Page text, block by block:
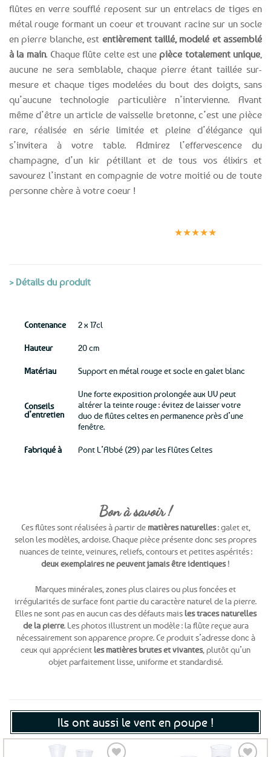
flûtes en verre soufflé reposent sur un entrelacs de tiges en
métal rouge formant un coeur et trouvant racine sur un socle
en pierre blanche, est entièrement taillé, modelé et assemblé
à la main. Chaque flûte celte est une pièce totalement unique
aucune ne sera semblable, chaque pierre étant taillée sur-
mesure et chaque tiges modelées du bout des doigts, sans
qu’aucune technologie particulière n’intervienne. Avant
même d’être un article de vaisselle bretonne, c’est une pièce
rare, réalisée en série limitée et pleine d’élégance qui
s’invitera à votre table. Admirez l’effervescence du
champagne, d’un kir pétillant et de tous vos élixirs et
savourez l’instant en compagnie de votre moitié ou de toute
personne chère à votre coeur !
★★★★★
> Détails du produit
Contenance 2 x 17cl
Hauteur 20 cm
Matériau Support en métal rouge et socle en galet blanc
Conseils
d’entretien
Une forte exposition prolongée aux UV peut
altérer la teinte rouge : évitez de laisser votre
duo de flûtes celtes en permanence près d’une
fenêtre.
Fabriqué à Pont L’Abbé (29) par les Flûtes Celtes
Bon à savoir !
Ces flûtes sont réalisées à partir dematières naturelles: galet et,
selon les modèles, ardoise. Chaque pièce présente donc ses propres
nuances de teinte, veinures, reliefs, contours et petites aspérités :
deux exemplaires ne peuvent jamais être identiques!
Marques minérales, zones plus claires ou plus foncées et
irrégularités de surface font partie du caractère naturel de la pierre.
Elles ne sont pas en aucun cas des défauts maisles traces naturelles
de la pierre. Les photos illustrent un modèle : la flûte reçue aura
nécessairement son apparence propre. Ce produit s’adresse donc à
ceux qui apprécientles matières brutes et vivantes, plutôt qu’un
objet parfaitement lisse, uniforme et standardisé.
Ils ont aussi le vent en poupe !